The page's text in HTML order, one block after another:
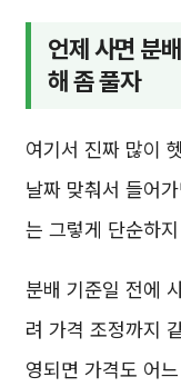
언제 사면 분
해 좀 풀자
여기서 진짜 많이
날짜 맞춰서 들어
는 그렇게 단순하
분배 기준일 전에
려 가격 조정까지
영되면 가격도 어